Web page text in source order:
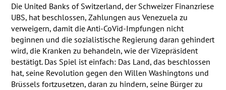
Die United Banks of Switzerland, der Schweizer Finanzriese
UBS, hat beschlossen, Zahlungen aus Venezuela zu
verweigern, damit die Anti-CoVid-Impfungen nicht
beginnen und die sozialistische Regierung daran gehindert
wird, die Kranken zu behandeln, wie der Vizepräsident
bestätigt. Das Spiel ist einfach: Das Land, das beschlossen
hat, seine Revolution gegen den Willen Washingtons und
Brüssels fortzusetzen, daran zu hindern, seine Bürger zu